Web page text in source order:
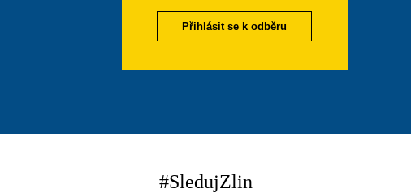
Přihlásit se k odběru
#SledujZlin